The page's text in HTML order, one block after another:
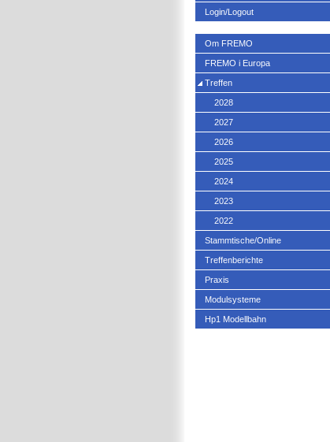
Login/Logout
Om FREMO
FREMO i Europa
Treffen
2028
2027
2026
2025
2024
2023
2022
Stammtische/Online
Treffenberichte
Praxis
Modulsysteme
Hp1 Modellbahn